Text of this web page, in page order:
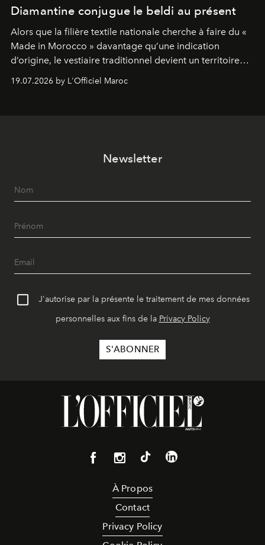
Diamantine conjugue le beldi au présent
Alors que la filière textile nationale cherche à faire du «
Made in Morocco » davantage qu’une indication
d’origine, le vestiaire traditionnel devient un territoire
révise les proportions et les usages pour l’inscrire dans
19.07.2026 by L'Officiel Maroc
Newsletter
J'autorise par la présente le traitement de mes données
personnelles aux fins de la Privacy Policy
À Propos
Contact
Privacy Policy